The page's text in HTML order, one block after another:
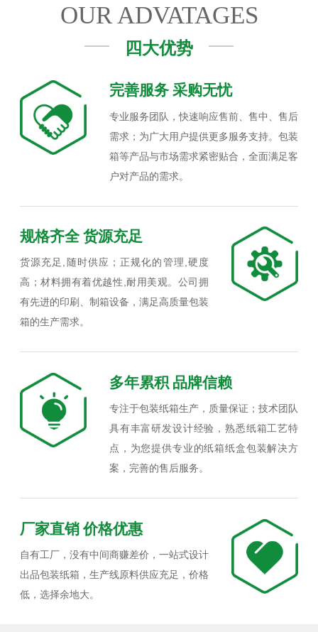
OUR ADVATAGES
四大优势
完善服务 采购无忧
专业服务团队，快速响应售前、售中、售后
需求；为广大用户提供更多服务支持。包装
箱等产品与市场需求紧密贴合，全面满足客
户对产品的需求。
规格齐全 货源充足
货源充足,随时供应；正规化的管理,硬度
高；材料拥有着优越性,耐用美观。公司拥
有先进的印刷、制箱设备，满足高质量包装
箱的生产需求。
多年累积 品牌信赖
专注于包装纸箱生产，质量保证；技术团队
具有丰富研发设计经验，熟悉纸箱工艺特
点，为您提供专业的纸箱纸盒包装解决方
案，完善的售后服务。
厂家直销 价格优惠
自有工厂，没有中间商赚差价，一站式设计
出品包装纸箱，生产线原料供应充足，价格
低，选择余地大。